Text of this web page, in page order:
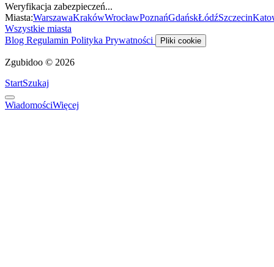
Weryfikacja zabezpieczeń...
Miasta:WarszawaKrakówWrocławPoznańGdańskŁódźSzczecin
Wszystkie miasta
Blog Regulamin Polityka Prywatności Pliki cookie
Zgubidoo © 2026
StartSzukaj
WiadomościWięcej